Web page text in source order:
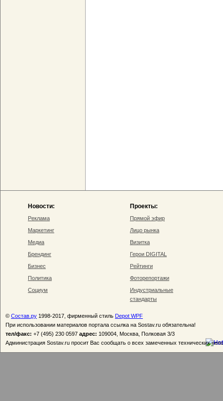
Новости:
Реклама
Маркетинг
Медиа
Брендинг
Бизнес
Политика
Социум
Проекты:
Прямой эфир
Лицо рынка
Визитка
Герои DIGITAL
Рейтинги
Фоторепортажи
Индустриальные
стандарты
© Состав.ру 1998-2017, фирменный стиль Depot WPF
При использовании материалов портала ссылка на Sostav.ru обязательна!
тел/факс: +7 (495) 230 0597 адрес: 109004, Москва, Полковая 3/3
Администрация Sostav.ru просит Вас сообщать о всех замеченных технических